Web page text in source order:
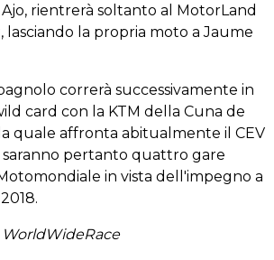
rientrerà soltanto al MotorLand
lasciando la propria moto a Jaume
correrà successivamente in
card con la KTM della Cuna de
quale affronta abitualmente il CEV
saranno pertanto quattro gare
in vista dell'impegno a
WorldWideRace